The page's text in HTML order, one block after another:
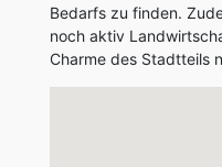
Bedarfs zu finden.
noch aktiv
Charme des Stadtteils